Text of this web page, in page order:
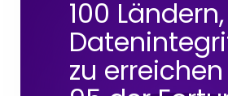
100 Ländern,
zu erreichen